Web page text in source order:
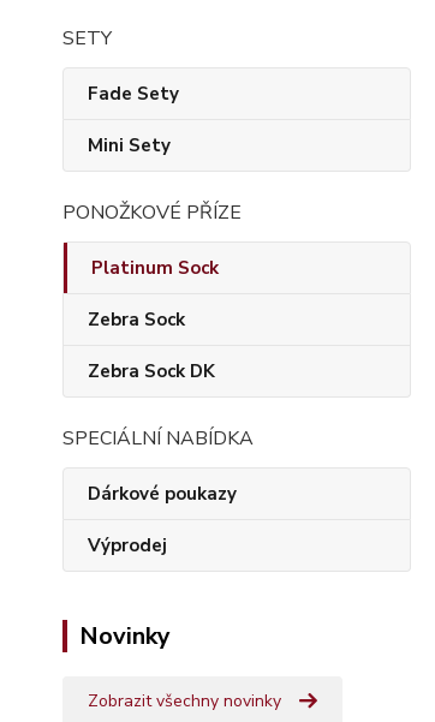
SETY
Fade Sety
Mini Sety
PONOŽKOVÉ PŘÍZE
Platinum Sock
Zebra Sock
Zebra Sock DK
SPECIÁLNÍ NABÍDKA
Dárkové poukazy
Výprodej
Novinky
Zobrazit všechny novinky